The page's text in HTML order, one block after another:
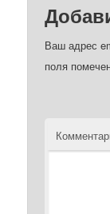
Ваш адрес
поля